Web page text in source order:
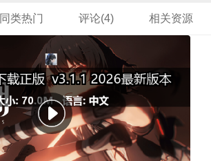
同类热门 评论(4) 相关资源